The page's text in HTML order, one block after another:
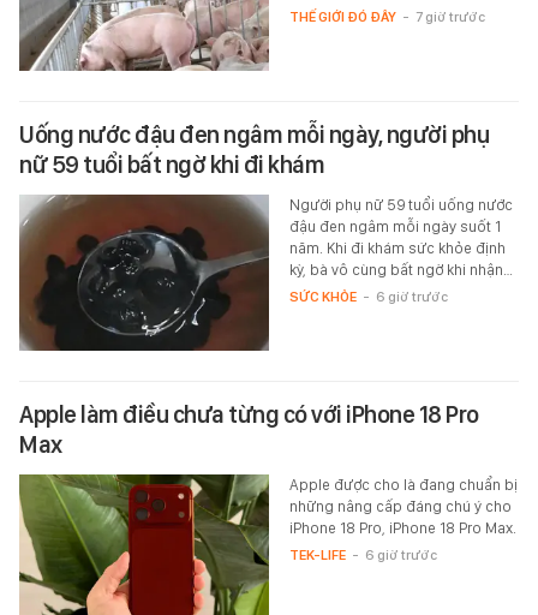
THẾ GIỚI ĐÓ ĐÂY - 7 giờ trước
Uống nước đậu đen ngâm mỗi ngày, người phụ
nữ 59 tuổi bất ngờ khi đi khám
Người phụ nữ 59 tuổi uống nước
đậu đen ngâm mỗi ngày suốt 1
năm. Khi đi khám sức khỏe định
kỳ, bà vô cùng bất ngờ khi nhận…
SỨC KHỎE - 6 giờ trước
Apple làm điều chưa từng có với iPhone 18 Pro
Max
Apple được cho là đang chuẩn bị
những nâng cấp đáng chú ý cho
iPhone 18 Pro, iPhone 18 Pro Max.
TEK-LIFE - 6 giờ trước